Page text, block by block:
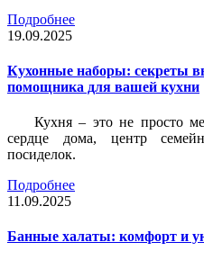
Подробнее
19.09.2025
Кухонные наборы: секреты
помощника для вашей кухни
Кухня – это не просто
сердце дома, центр
посиделок.
Подробнее
11.09.2025
Банные халаты: комфорт и